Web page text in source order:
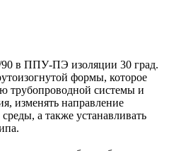
в ППУ-ПЭ изоляции 30 град.
формы, которое
трубопроводной системы и
изменять направление
а также устанавливать